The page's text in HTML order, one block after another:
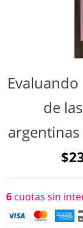
de
6 cuotas sin